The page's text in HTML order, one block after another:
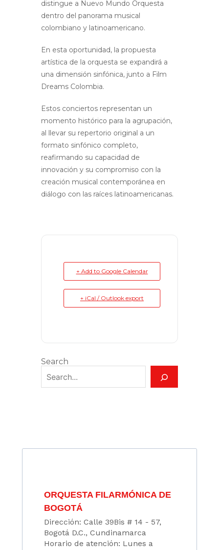
distingue a Nuevo Mundo Orquesta
dentro del panorama musical
colombiano y latinoamericano.
En esta oportunidad, la propuesta
artística de la orquesta se expandirá a
una dimensión sinfónica, junto a Film
Dreams Colombia.
Estos conciertos representan un
momento histórico para la agrupación,
al llevar su repertorio original a un
formato sinfónico completo,
reafirmando su capacidad de
innovación y su compromiso con la
creación musical contemporánea en
diálogo con las raíces latinoamericanas.
+ Add to Google Calendar
+ iCal / Outlook export
Search
ORQUESTA FILARMÓNICA DE
BOGOTÁ
Dirección: Calle 39Bis # 14 - 57,
Bogotá D.C., Cundinamarca
Horario de atención: Lunes a